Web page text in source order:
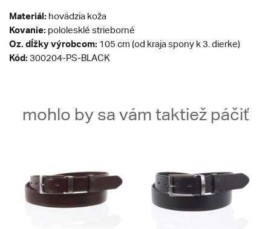
Materiál: hovädzia koža
Kovanie: pololesklé strieborné
Oz. dĺžky výrobcom: 105 cm (od kraja spony k 3. dierke)
Kód: 300204-PS-BLACK
mohlo by sa vám taktiež páčiť